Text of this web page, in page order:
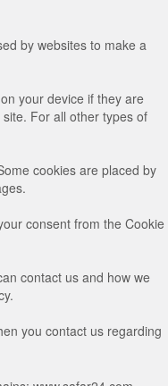
by websites to make a
your device if they are
For all other types of
cookies are placed by
consent from the Cookie
contact us and how we
you contact us regarding